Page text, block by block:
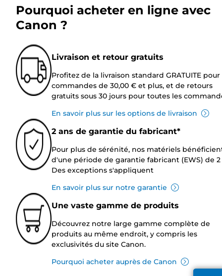
Pourquoi acheter en ligne avec
Canon ?
Livraison et retour gratuits
Profitez de la livraison standard GRATUITE pour
commandes de 30,00 € et plus, et de retours
gratuits sous 30 jours pour toutes les
En savoir plus sur les options de livraison
2 ans de garantie du fabricant*
Pour plus de sérénité, nos matériels
d'une période de garantie fabricant (EWS) de 2
Des exceptions s'appliquent
En savoir plus sur notre garantie
Une vaste gamme de produits
Découvrez notre large gamme complète de
produits au même endroit, y compris les
exclusivités du site Canon.
Pourquoi acheter auprès de Canon